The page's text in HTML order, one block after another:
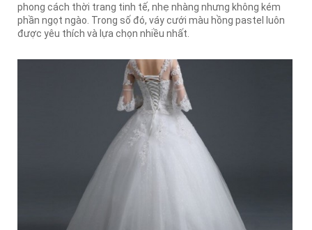
phong cách thời trang tinh tế, nhẹ nhàng nhưng không kém
phần ngọt ngào. Trong số đó, váy cưới màu hồng pastel luôn
được yêu thích và lựa chọn nhiều nhất.